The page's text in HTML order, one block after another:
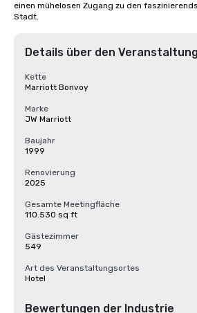
einen mühelosen Zugang zu den
Stadt.
Details über den
Kette
Marriott Bonvoy
Marke
JW Marriott
Baujahr
1999
Renovierung
2025
Gesamte Meetingfläche
110.530 sq ft
Gästezimmer
549
Art des Veranstaltungsortes
Hotel
Bewertungen der Industrie